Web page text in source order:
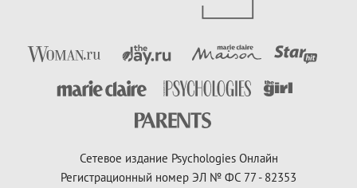
Сетевое издание Psychologies Онлайн
Регистрационный номер ЭЛ № ФС 77 - 82353